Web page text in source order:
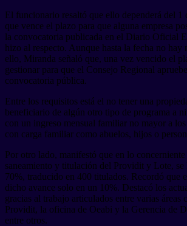
El funcionario resaltó que ello dependerá del 1
que vence el plazo para que alguna empresa
la convocatoria publicada en el Diario Oficial
hizo al respecto. Aunque hasta la fecha no hay
ello, Miranda señaló que, una vez vencido el
gestionar para que el Consejo Regional
convocatoria pública.
Entre los requisitos está el no tener una
beneficiario de algún otro tipo de programa a
con un ingreso mensual familiar no mayor a
con carga familiar como abuelos, hijos o
Por otro lado, manifestó que en lo concerniente
saneamiento y titulación del Providit y Lote, se
70%, traducido en 400 titulados. Recordó que
dicho avance solo en un 10%. Destacó los
gracias al trabajo articulados entre varias áreas
Providit, la oficina de Oeabi y la Gerencia de
entre otros.